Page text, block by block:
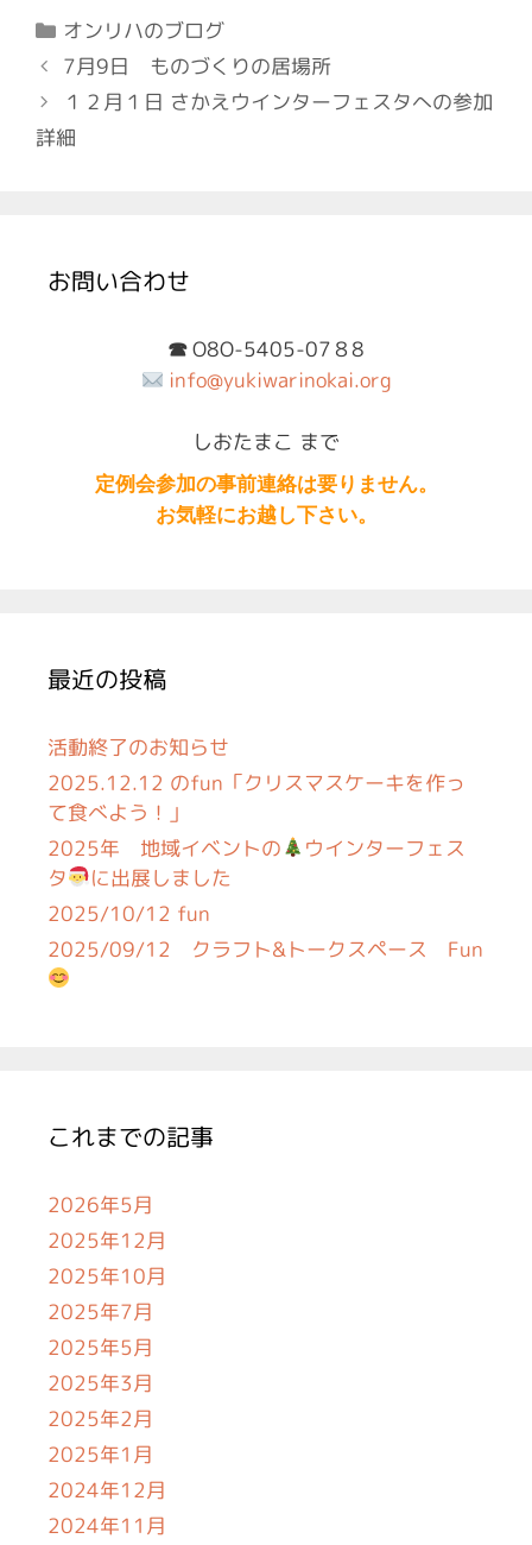
カ
テ
リ
ー
オンリハのブログ
投
稿
ナ
ビ
ョ
ン
7月9日 ものづくりの居場所
１２月１日 さかえウインターフェスタへの参加
詳細
お問い合わせ
☎︎ O8O-5405-07８8
info@yukiwarinokai.org
しおたまこ まで
定例会参加の事前連絡は要りません。
お気軽にお越し下さい。
最近の投稿
活動終了のお知らせ
2025.12.12 のfun「クリスマスケーキを作っ
て食べよう！」
2025年 地域イベントの
ウインターフェス
タ
に出展しました
2025/10/12 fun
2025/09/12 クラフト&トークスペース Fun
これまでの記事
2026年5月
2025年12月
2025年10月
2025年7月
2025年5月
2025年3月
2025年2月
2025年1月
2024年12月
2024年11月